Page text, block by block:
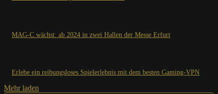
MAG-C wächst: ab 2024 in zwei Hallen der Messe Erfurt
Erlebe ein reibungsloses Spielerlebnis mit dem besten Gaming-VPN
Mehr laden